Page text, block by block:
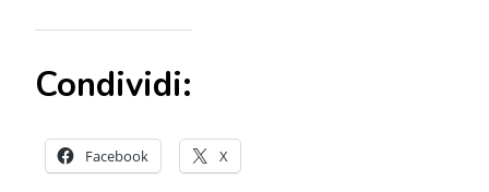
Condividi:
Facebook X